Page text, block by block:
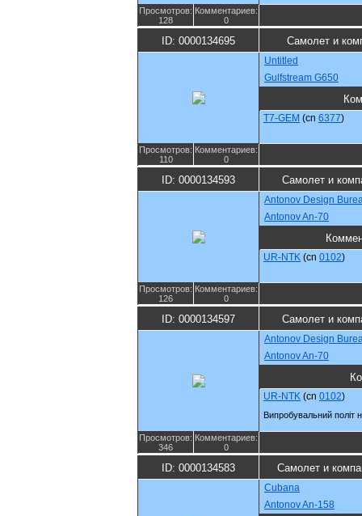
Просмотров:
128
Комментариев:
0
ID: 0000134695 Самолет и
Untitled
Gulfstream G650
T7-GEM (cn 6377)
Просмотров:
110
Комментариев:
0
ID: 0000134593 Самолет и
Antonov Design
Antonov An-70
UR-NTK (cn 0102)
Просмотров:
126
Комментариев:
0
ID: 0000134597 Самолет и
Antonov Design
Antonov An-70
UR-NTK (cn 0102)
Випробувальний політ
Просмотров:
346
Комментариев:
0
ID: 0000134583 Самолет и
Cubana
Antonov An-158